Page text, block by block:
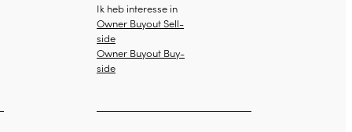
Ik heb interesse in
Owner Buyout Sell-
side
Owner Buyout Buy-
side